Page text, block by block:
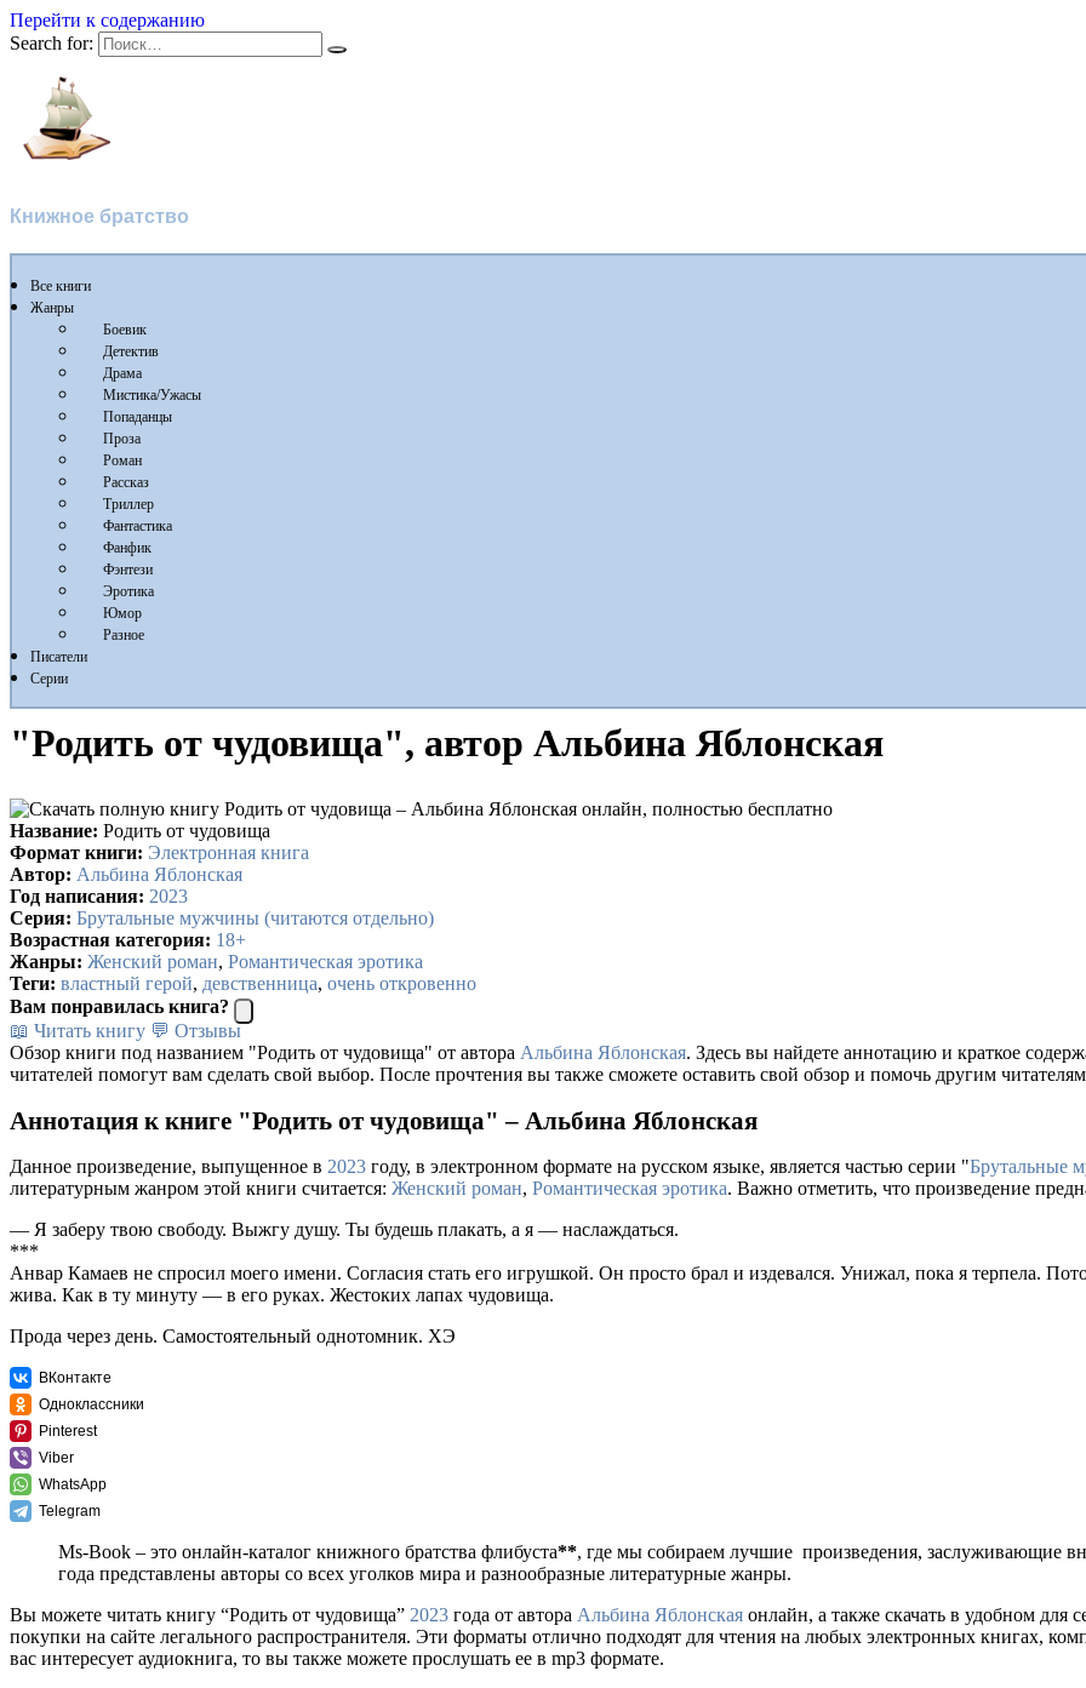
Перейти к содержанию
Search for:
Книжное братство
Все книги
Жанры
Боевик
Детектив
Драма
Мистика/Ужасы
Попаданцы
Проза
Роман
Рассказ
Триллер
Фантастика
Фанфик
Фэнтези
Эротика
Юмор
Разное
Писатели
Серии
"Родить от чудовища", автор Альбина Яблонская
Название: Родить от чудовища
Формат книги: Электронная книга
Автор: Альбина Яблонская
Год написания: 2023
Серия: Брутальные мужчины (читаются отдельно)
Возрастная категория: 18+
Жанры: Женский роман, Романтическая эротика
Теги: властный герой, девственница, очень откровенно
Вам понравилась книга?
📖 Читать книгу 💬 Отзывы
Обзор книги под названием "Родить от чудовища" от автора Альбина Яблонская. Здесь вы найдете аннотацию и краткое
читателей помогут вам сделать свой выбор. После прочтения вы также сможете оставить свой обзор и помочь другим
Аннотация к книге "Родить от чудовища" – Альбина Яблонская
Данное произведение, выпущенное в 2023 году, в электронном формате на русском языке, является частью серии "Брутальные
литературным жанром этой книги считается: Женский роман, Романтическая эротика. Важно отметить, что произведение
— Я заберу твою свободу. Выжгу душу. Ты будешь плакать, а я — наслаждаться.
***
Анвар Камаев не спросил моего имени. Согласия стать его игрушкой. Он просто брал и издевался. Унижал, пока я терпела.
жива. Как в ту минуту — в его руках. Жестоких лапах чудовища.
Прода через день. Самостоятельный однотомник. ХЭ
ВКонтакте
Одноклассники
Pinterest
Viber
WhatsApp
Telegram
Ms-Book – это онлайн-каталог книжного братства флибуста**, где мы собираем лучшие произведения, заслуживающие
года представлены авторы со всех уголков мира и разнообразные литературные жанры.
Вы можете читать книгу “Родить от чудовища” 2023 года от автора Альбина Яблонская онлайн, а также скачать в удобном для
покупки на сайте легального распространителя. Эти форматы отлично подходят для чтения на любых электронных книгах,
вас интересует аудиокнига, то вы также можете прослушать ее в mp3 формате.